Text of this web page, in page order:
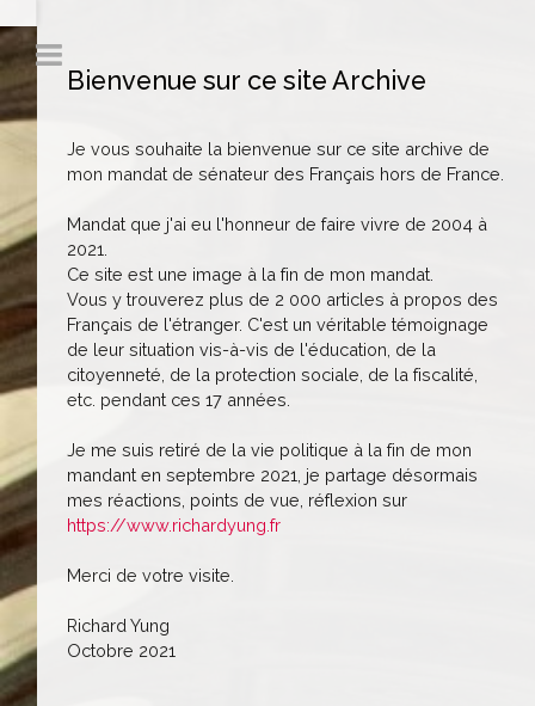
Bienvenue sur ce site Archive
Je vous souhaite la bienvenue sur ce site archive de
mon mandat de sénateur des Français hors de France.
Mandat que j'ai eu l'honneur de faire vivre de 2004 à
2021.
Ce site est une image à la fin de mon mandat.
Vous y trouverez plus de 2 000 articles à propos des
Français de l'étranger. C'est un véritable témoignage
de leur situation vis-à-vis de l'éducation, de la
citoyenneté, de la protection sociale, de la fiscalité,
etc. pendant ces 17 années.
Je me suis retiré de la vie politique à la fin de mon
mandant en septembre 2021, je partage désormais
mes réactions, points de vue, réflexion sur
https://www.richardyung.fr
Merci de votre visite.
Richard Yung
Octobre 2021